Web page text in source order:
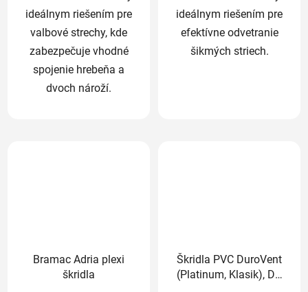
ideálnym riešením pre
valbové strechy, kde
zabezpečuje vhodné
spojenie hrebeňa a
dvoch nároží.
ideálnym riešením pre
efektívne odvetranie
šikmých striech.
Bramac Adria plexi
škridla
Škridla PVC DuroVent
(Platinum, Klasik), DN